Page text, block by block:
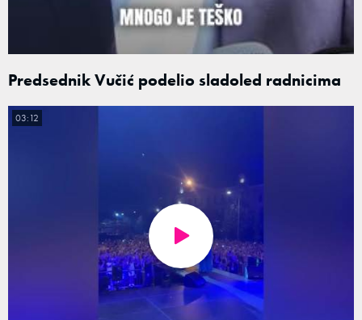
Predsednik Vučić podelio sladoled radnicima
03:12